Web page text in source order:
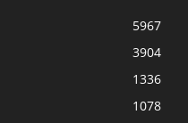
5967
3904
1336
1078